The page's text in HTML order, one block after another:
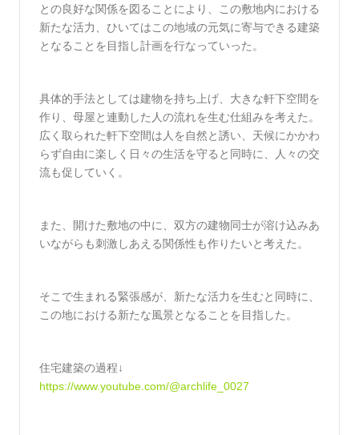
との良好な関係を図ることにより、この敷地内における
新たな活力、ひいてはこの地域の元気に寄与できる建築
となることを目指し計画を行なっていった。
具体的手法としては建物を持ち上げ、大きな軒下空間を
作り、母屋と連動した人の流れを生む仕組みを考えた。
広く取られた軒下空間は人を自然と誘い、天候にかかわ
らず自由に楽しく日々の生活を守ると同時に、人々の交
流も促していく。
また、開けた敷地の中に、双方の建物同士が溶け込みあ
いながらも刺激しあえる関係性も作りたいと考えた。
そこで生まれる緊張感が、新たな活力を生むと同時に、
この地における新たな風景となることを目指した。
住宅建築の過程↓
https://www.youtube.com/@archlife_0027